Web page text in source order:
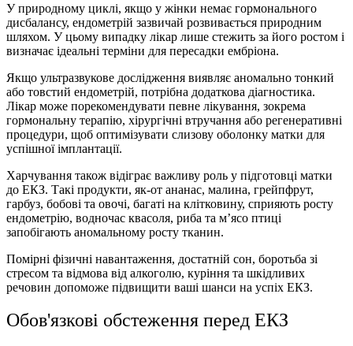
У природному циклі, якщо у жінки немає гормонального
дисбалансу, ендометрій зазвичай розвивається природним
шляхом. У цьому випадку лікар лише стежить за його ростом і
визначає ідеальні терміни для пересадки ембріона.
Якщо ультразвукове дослідження виявляє аномально тонкий
або товстий ендометрій, потрібна додаткова діагностика.
Лікар може порекомендувати певне лікування, зокрема
гормональну терапію, хірургічні втручання або регенеративні
процедури, щоб оптимізувати слизову оболонку матки для
успішної імплантації.
Харчування також відіграє важливу роль у підготовці матки
до ЕКЗ. Такі продукти, як-от ананас, малина, грейпфрут,
гарбуз, бобові та овочі, багаті на клітковину, сприяють росту
ендометрію, водночас квасоля, риба та м’ясо птиці
запобігають аномальному росту тканин.
Помірні фізичні навантаження, достатній сон, боротьба зі
стресом та відмова від алкоголю, куріння та шкідливих
речовин допоможе підвищити ваші шанси на успіх ЕКЗ.
Обов'язкові обстеження перед ЕКЗ